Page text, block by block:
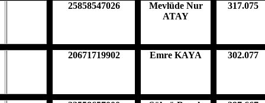
25858547026
Mevlüde Nur
ATAY
317.075
20671719902 Emre KAYA 302.077